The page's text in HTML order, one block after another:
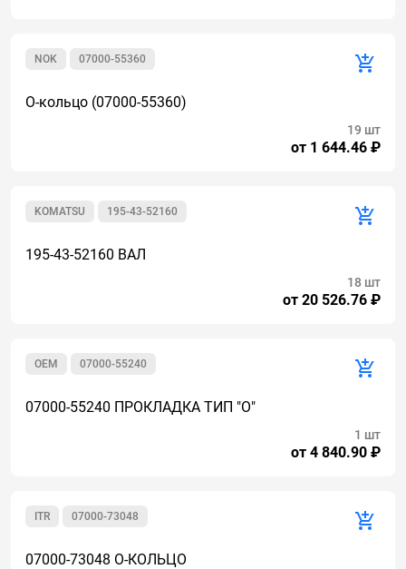
07000-55360
NOK
О-кольцо (07000-55360)
от 1 644.46 ₽
19 шт
195-43-52160
KOMATSU
195-43-52160 ВАЛ
от 20 526.76 ₽
18 шт
07000-55240
OEM
07000-55240 ПРОКЛАДКА ТИП "О"
от 4 840.90 ₽
1 шт
07000-73048
ITR
07000-73048 О-КОЛЬЦО